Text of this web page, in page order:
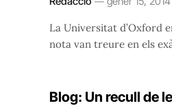
La Universitat d’Oxford
nota van treure en els
Blog: Un recull de